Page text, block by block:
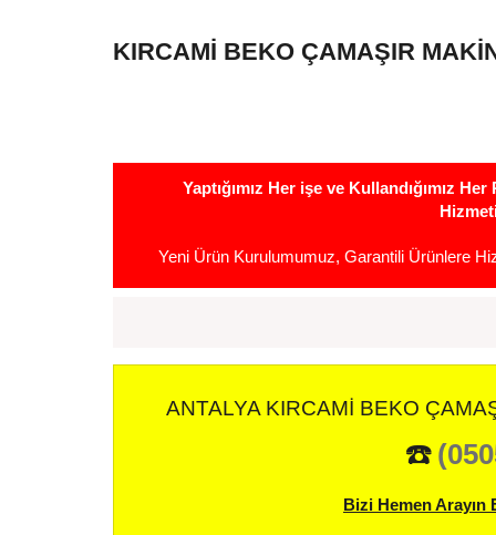
KIRCAMI BEKO ÇAMAŞIR
Yaptığımız Her işe ve Kullandığımız
Yeni Ürün Kurulumumuz, Garantili Ürünlere
ANTALYA KIRCAMI BEKO
☎️
Bizi Hemen Arayın